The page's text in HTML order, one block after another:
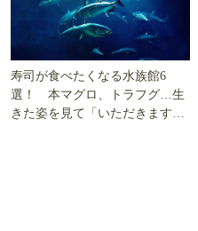
寿司が食べたくなる水族館6
選！ 本マグロ、トラフグ…生
きた姿を見て「いただきます」